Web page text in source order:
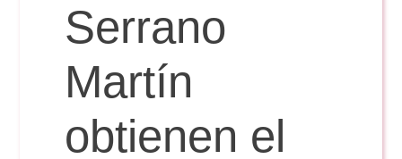
Doble Grado PER/CAV
Publicidad y RR.PP
Comunicación Audiovisual
Doble Grado PER/CAV
#miTFG
#YoPractico
Boletines
Serrano
Martín
obtienen el